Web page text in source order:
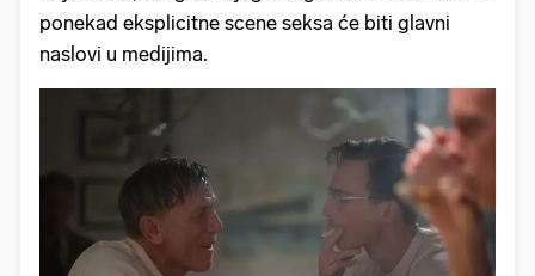
ponekad eksplicitne scene seksa će biti glavni
naslovi u medijima.